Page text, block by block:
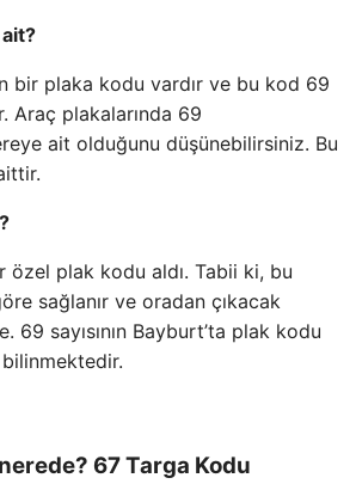
bir plaka kodu vardır ve bu kod 69
Araç plakalarında 69
ait olduğunu düşünebilirsiniz. Bu
özel plak kodu aldı. Tabii ki, bu
sağlanır ve oradan çıkacak
69 sayısının Bayburt’ta plak kodu
bilinmektedir.
67 Targa Kodu